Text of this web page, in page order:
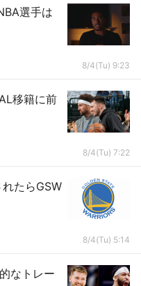
選手は
8/4(Tu) 9:23
移籍に前
8/4(Tu) 7:22
れたらGSW
8/4(Tu) 5:14
なトレー